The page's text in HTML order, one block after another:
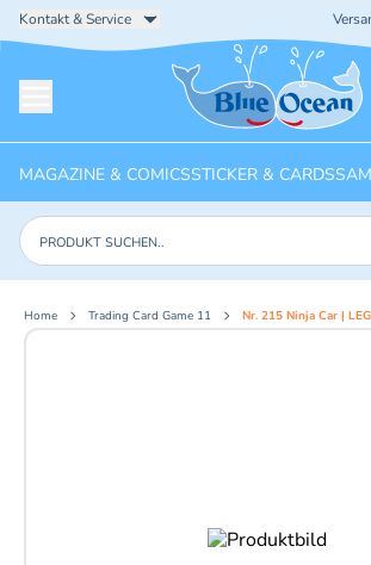
Kontakt & Service
Startseite
MAGAZINE & COMICSSTICKER & CARDS
Produkte suchen
Home Trading Card Game 11 Nr. 215 Ninja Car |